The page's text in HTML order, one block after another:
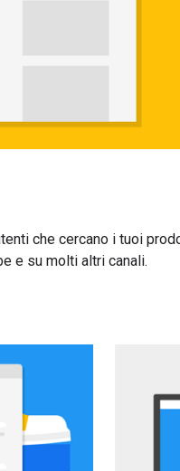
che cercano i tuoi
e su molti altri canali.